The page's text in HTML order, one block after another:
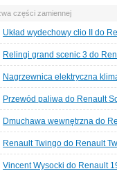
części zamiennej
Układ wydechowy clio II do
Relingi grand scenic 3 do
Nagrzewnica elektryczna
Przewód paliwa do Renault
Dmuchawa wewnętrzna do
Renault Twingo do Renault
Vincent Wysocki do Renault